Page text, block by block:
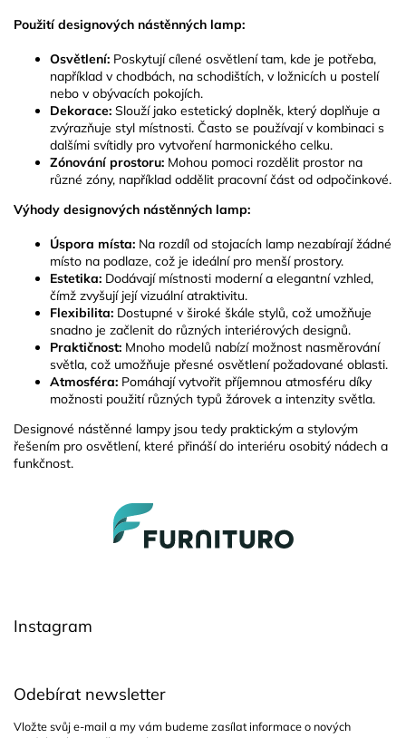
v
y
v
ý
p
i
s
u
Použití designových nástěnných lamp:
Osvětlení: Poskytují cílené osvětlení tam, kde je potřeba,
například v chodbách, na schodištích, v ložnicích u postelí
nebo v obývacích pokojích.
Dekorace: Slouží jako estetický doplněk, který doplňuje a
zvýrazňuje styl místnosti. Často se používají v kombinaci s
dalšími svítidly pro vytvoření harmonického celku.
Zónování prostoru: Mohou pomoci rozdělit prostor na
různé zóny, například oddělit pracovní část od odpočinkové.
Výhody designových nástěnných lamp:
Úspora místa: Na rozdíl od stojacích lamp nezabírají žádné
místo na podlaze, což je ideální pro menší prostory.
Estetika: Dodávají místnosti moderní a elegantní vzhled,
čímž zvyšují její vizuální atraktivitu.
Flexibilita: Dostupné v široké škále stylů, což umožňuje
snadno je začlenit do různých interiérových designů.
Praktičnost: Mnoho modelů nabízí možnost nasměrování
světla, což umožňuje přesné osvětlení požadované oblasti.
Atmosféra: Pomáhají vytvořit příjemnou atmosféru díky
možnosti použití různých typů žárovek a intenzity světla.
Designové nástěnné lampy jsou tedy praktickým a stylovým
řešením pro osvětlení, které přináší do interiéru osobitý nádech a
funkčnost.
Instagram
Odebírat newsletter
Vložte svůj e-mail a my vám budeme zasílat informace o nových